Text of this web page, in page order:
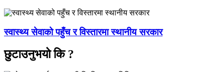
स्वास्थ्य सेवाको पहुँच र विस्तारमा स्थानीय सरकार
छुटाउनुभयो कि ?